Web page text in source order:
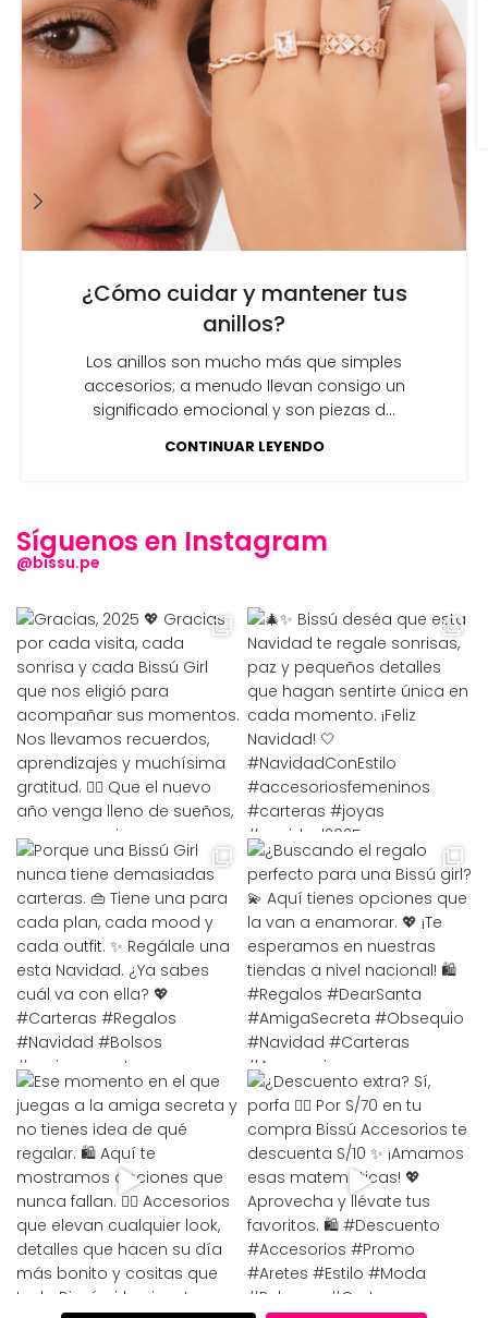
¿Cómo cuidar y mantener tus
anillos?
Los anillos son mucho más que simples
accesorios; a menudo llevan consigo un
significado emocional y son piezas d...
CONTINUAR LEYENDO
Síguenos en Instagram
@bissu.pe